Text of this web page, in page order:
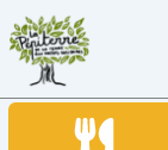
Aller
au
contenu